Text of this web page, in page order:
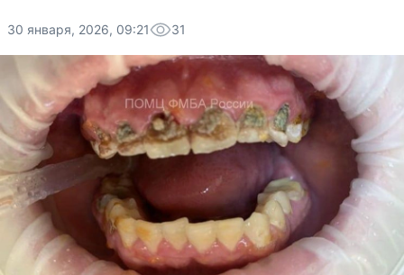
30 января, 2026, 09:21 31